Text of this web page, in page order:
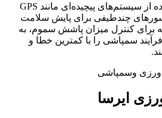
پهپادهای سمپاشی با استفاده از سیستم‌های پیچیده‌ای مانند GPS
چندطیفی برای پایش سلامت
برای کنترل میزان پاشش سموم، به
سمپاشی را با کمترین خطا و
ایرسا